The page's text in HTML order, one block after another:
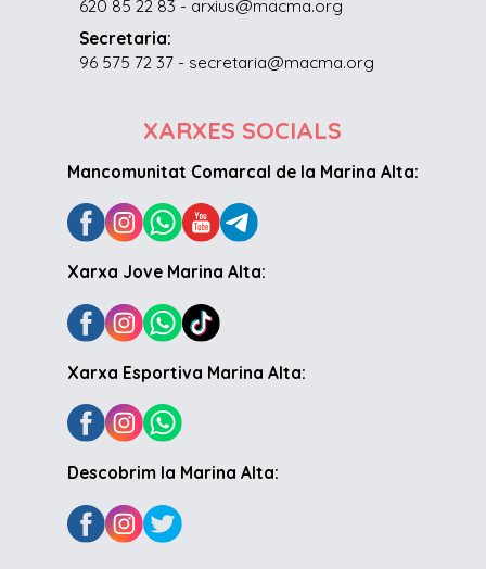
620 85 22 83 - arxius@macma.org
Secretaria:
96 575 72 37 - secretaria@macma.org
XARXES SOCIALS
Mancomunitat Comarcal de la Marina Alta:
Xarxa Jove Marina Alta:
Xarxa Esportiva Marina Alta:
Descobrim la Marina Alta: